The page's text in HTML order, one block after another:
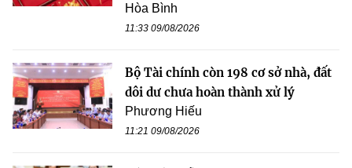
Hòa Bình
11:33 09/08/2026
Bộ Tài chính còn 198 cơ sở nhà, đất
dôi dư chưa hoàn thành xử lý
Phương Hiếu
11:21 09/08/2026